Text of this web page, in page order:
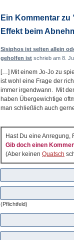
Ein Kommentar zu
Effekt beim
Sisiphos ist selten allein
geholfen ist schrieb am 8.
[…] Mit einem Jo-Jo zu
ist wohl eine Frage der
immer irgendwann. Mit
haben Übergewichtige
man schließlich auch
Hast Du eine Anregung,
Gib doch einen
(Aber keinen Quatsch
(Pflichtfeld)